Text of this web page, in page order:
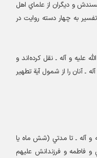
و ديگران از علماي اهل
و تفسير به چهار دسته روايت در
عليه و آله ـ نقل کرده‌اند و
ـ آنان را از شمول آية‌ تطهير
و آله ـ تا مدتي (شش ماه يا
فاطمه و فرزندانش علیهم